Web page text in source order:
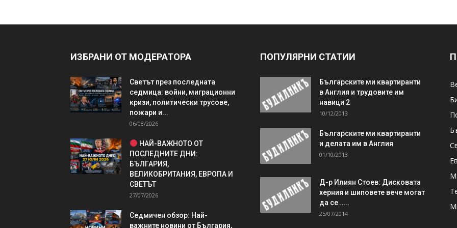
ИЗБРАНИ ОТ МОДЕРАТОРА
Светът през последната
седмица: войни, миграционни
кризи, политически трусове,
пожари и...
06/08/2026
НАЙ-ВАЖНОТО ОТ
ПОСЛЕДНИТЕ ДНИ:
БЪЛГАРИЯ,
ВЕЛИКОБРИТАНИЯ, ЕВРОПА И
СВЕТЪТ
27/07/2026
Седмичен обзор: Най-
важните новини от България,
ПОПУЛЯРНИ СТАТИИ
Българските ми квартиранти
в Англия и трудовите им
навици 2
10/12/2013
Българските ми квартиранти
и делата им в Англия
01/10/2013
Д-р Илиян Стоев: Дисковата
херния и шиповете вече могат
да се…...
25/07/2014